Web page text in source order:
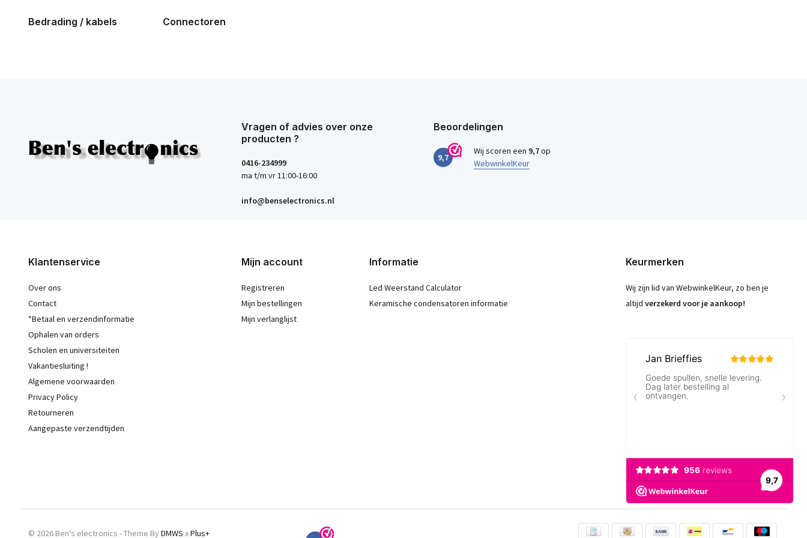
Bedrading / kabels Connectoren
Vragen of advies over onze
producten ?
0416-234999
ma t/m vr 11:00-16:00
info@benselectronics.nl
Beoordelingen
9,7
Wij scoren een 9,7op
WebwinkelKeur
Klantenservice
Over ons
Contact
*Betaal en verzendinformatie
Ophalen van orders
Scholen en universiteiten
Vakantiesluiting !
Algemene voorwaarden
Privacy Policy
Retourneren
Aangepaste verzendtijden
Mijn account
Registreren
Mijn bestellingen
Mijn verlanglijst
Informatie
Led Weerstand Calculator
Keramische condensatoren informatie
Keurmerken
Wij zijn lid van WebwinkelKeur, zo ben je
altijd verzekerd voor je aankoop!
© 2026 Ben's electronics - Theme ByDMWS xPlus+